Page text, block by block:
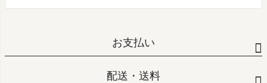
お支払い
配送・送料